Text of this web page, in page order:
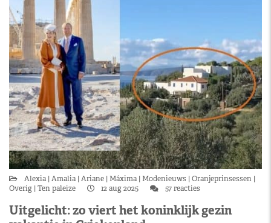
Alexia Amalia Ariane Máxima Modenieuws
Oranjeprinsessen
Overig Ten paleize 12 aug 2025 57 reacties
Uitgelicht: zo viert het koninklijk gezin